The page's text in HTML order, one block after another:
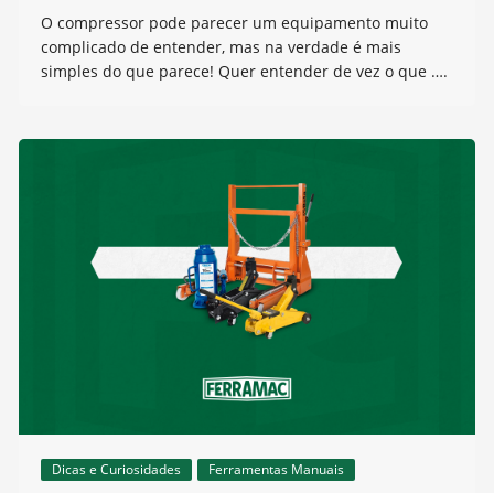
O compressor pode parecer um equipamento muito
complicado de entender, mas na verdade é mais
simples do que parece! Quer entender de vez o que ….
Dicas e Curiosidades Ferramentas Manuais